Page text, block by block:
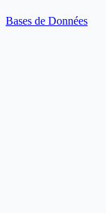
Bases de Données